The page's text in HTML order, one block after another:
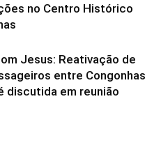
no Centro Histórico
Jesus: Reativação de
entre Congonhas
discutida em reunião